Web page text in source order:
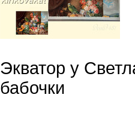
Экватор у
бабочки